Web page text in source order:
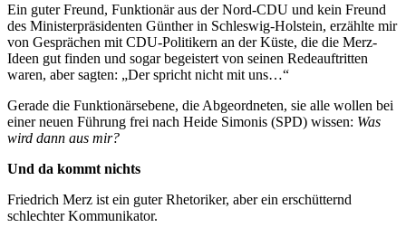
Ein guter Freund, Funktionär aus der Nord-CDU und kein Freund
des Ministerpräsidenten Günther in Schleswig-Holstein, erzählte mir
von Gesprächen mit CDU-Politikern an der Küste, die die Merz-
Ideen gut finden und sogar begeistert von seinen Redeauftritten
waren, aber sagten: „Der spricht nicht mit uns…“
Gerade die Funktionärsebene, die Abgeordneten, sie alle wollen bei
einer neuen Führung frei nach Heide Simonis (SPD) wissen: Was
wird dann aus mir?
Und da kommt nichts
Friedrich Merz ist ein guter Rhetoriker, aber ein erschütternd
schlechter Kommunikator.